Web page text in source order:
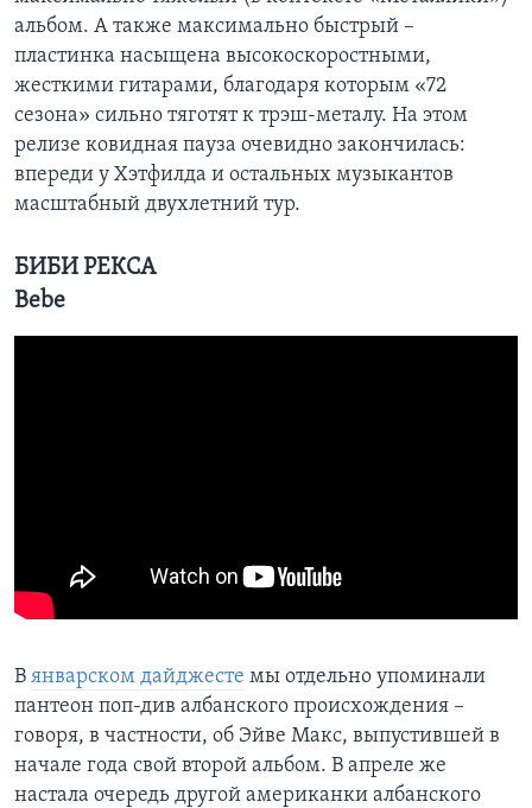
альбом. А также максимально быстрый –
пластинка насыщена высокоскоростными,
жесткими гитарами, благодаря которым «72
сезона» сильно тяготят к трэш-металу. На этом
релизе ковидная пауза очевидно закончилась:
впереди у Хэтфилда и остальных музыкантов
масштабный двухлетний тур.
БИБИ РЕКСА
Bebe
В январском дайджесте мы отдельно упоминали
пантеон поп-див албанского происхождения –
говоря, в частности, об Эйве Макс, выпустившей в
начале года свой второй альбом. В апреле же
настала очередь другой американки албанского